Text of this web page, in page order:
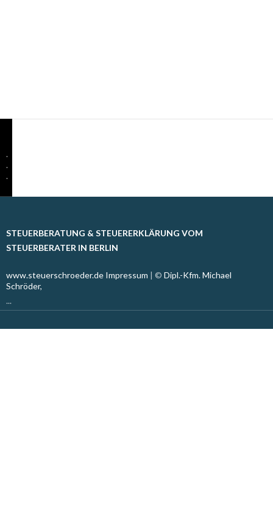
.
.
.
STEUERBERATUNG & STEUERERKLÄRUNG VOM
STEUERBERATER IN BERLIN
www.steuerschroeder.de Impressum | © Dipl.-Kfm. Michael
Schröder,
...